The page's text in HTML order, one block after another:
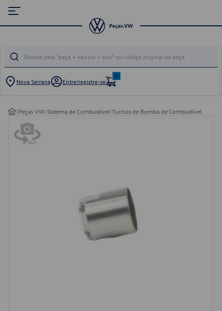
Nova Serrana Entre/registre-se
0
/Peças VW/Sistema de Combustível/Tuchos de Bomba de Combustível